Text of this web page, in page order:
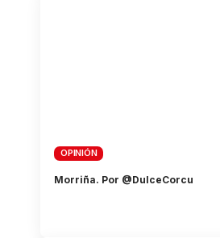
OPINIÓN
Morriña. Por @DulceCorcu